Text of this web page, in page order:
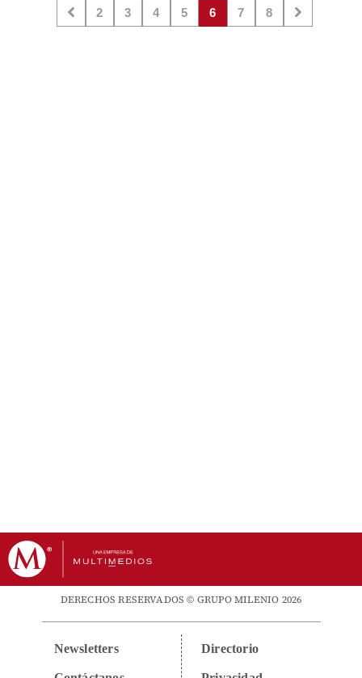
2 3 4 5 6 7 8
DERECHOS RESERVADOS © GRUPO MILENIO 2026
Newsletters Directorio